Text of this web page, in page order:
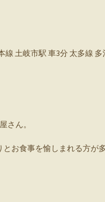
土岐市駅 車3分 太多線 多
さん。
お食事を愉しまれる方が